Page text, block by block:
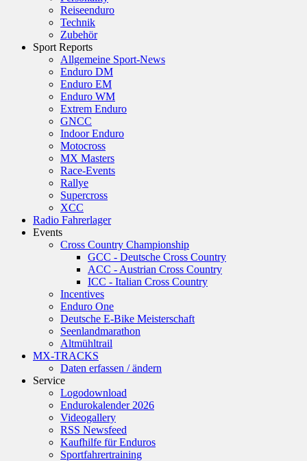
Reiseenduro
Technik
Zubehör
Sport Reports
Allgemeine Sport-News
Enduro DM
Enduro EM
Enduro WM
Extrem Enduro
GNCC
Indoor Enduro
Motocross
MX Masters
Race-Events
Rallye
Supercross
XCC
Radio Fahrerlager
Events
Cross Country Championship
GCC - Deutsche Cross Country
ACC - Austrian Cross Country
ICC - Italian Cross Country
Incentives
Enduro One
Deutsche E-Bike Meisterschaft
Seenlandmarathon
Altmühltrail
MX-TRACKS
Daten erfassen / ändern
Service
Logodownload
Endurokalender 2026
Videogallery
RSS Newsfeed
Kaufhilfe für Enduros
Sportfahrertraining